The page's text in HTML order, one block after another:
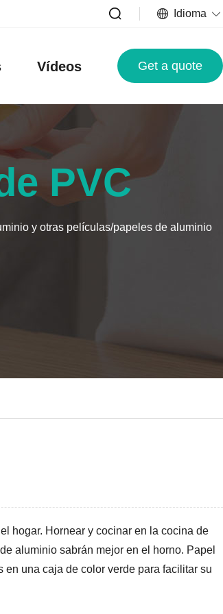
Idioma
Get a quote
Vídeos
PVC
y otras películas/papeles de aluminio
hogar. Hornear y cocinar en la cocina de
aluminio sabrán mejor en el horno. Papel
una caja de color verde para facilitar su